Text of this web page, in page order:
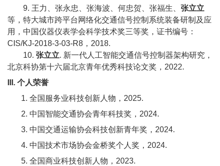
9. 王力、张永忠、张海波、何忠贺、张福生、 张立立
等，特大城市跨平台网络化交通信号控制系统装备研制及应
用，中国仪器仪表学会科学技术奖三等奖，证书编号：
CIS/KJ-2018-3-03-R8 ， 2018.
10. 张立立. 新一代人工智能交通信号控制器架构研究，
北京科协第十六届北京青年优秀科技论文奖， 2022.
. 个人荣誉
1. 全国服务业科技创新人物，2025.
2. 中国智能交通协会青年科技奖，2024.
3. 中国交通运输协会科技创新青年奖，2024.
4. 中国技术市场协会金桥奖个人奖，2024.
5. 全国商业科技创新人物，2023.